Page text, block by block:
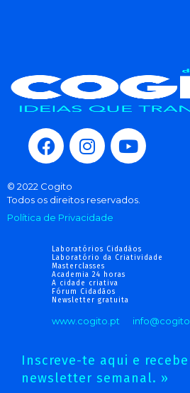
© 2022 Cogito
Todos os direitos reservados.
Política de Privacidade
Laboratórios Cidadãos
Laboratório da Criatividade
Masterclasses
Academia 24 horas
A cidade criativa
Fórum Cidadãos
Newsletter gratuita
www.cogito.pt
Inscreve-te aqui e
newsletter semanal. »